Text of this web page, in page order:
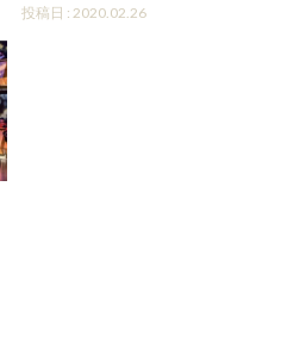
投稿日 : 2020.02.26